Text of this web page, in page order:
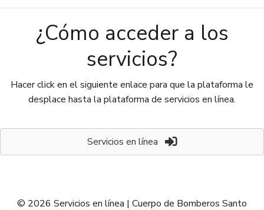
¿Cómo acceder a los
servicios?
Hacer click en el siguiente enlace para que la plataforma le
desplace hasta la plataforma de servicios en línea.
Servicios en línea
© 2026 Servicios en línea | Cuerpo de Bomberos Santo